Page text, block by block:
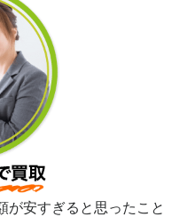
が安すぎると思ったこと